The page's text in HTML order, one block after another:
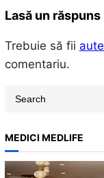
Lasă un răspuns
Trebuie să fii
comentariu.
a
r
c
MEDICI MEDLIFE